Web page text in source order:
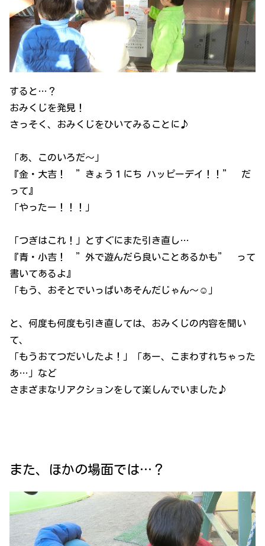
すると…？
おみくじを発見！
さっそく、おみくじをひいてみることに♪
「あ、このいろだ～」
『金・大吉！ ”きょう１にち ハッピーデイ！！” だ
って』
「やったー！！！」
「つぎはこれ！」とすぐにまた引き直し…
『青・小吉！ ”外で遊んだら良いことあるかも” って
書いてあるよ』
「もう、おそとでいっぱいあそんだじゃん～☺」
と、何度も何度も引き直しては、おみくじの内容を聞い
て、
「もうおてつだいしたよ！」「あー、こまわすれちゃった
あ…」など
さまざまなリアクションをして楽しんでいました♪
また、ほかの場面では…？